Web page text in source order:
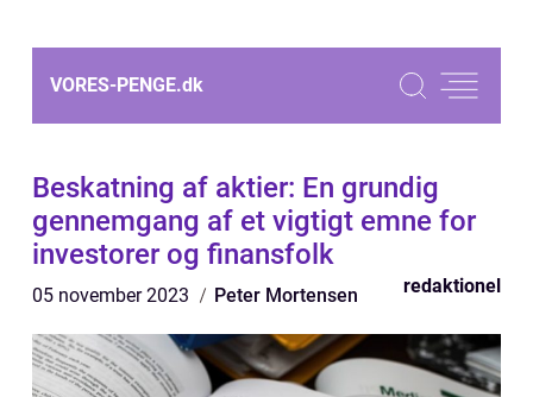
VORES-PENGE.dk
Beskatning af aktier: En grundig
gennemgang af et vigtigt emne for
investorer og finansfolk
05 november 2023 Peter Mortensen redaktionel